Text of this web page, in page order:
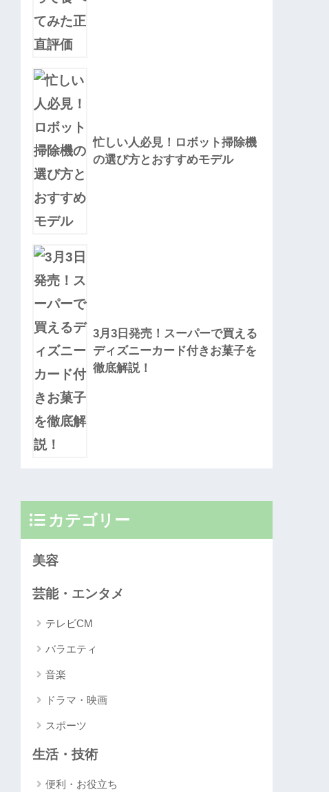
忙しい人必見！ロボット掃除機
の選び方とおすすめモデル
3月3日発売！スーパーで買える
ディズニーカード付きお菓子を
徹底解説！
カテゴリー
美容
芸能・エンタメ
テレビCM
バラエティ
音楽
ドラマ・映画
スポーツ
生活・技術
便利・お役立ち